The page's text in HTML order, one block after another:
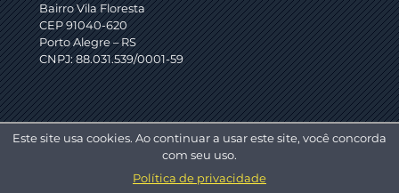
Bairro Vila Floresta
CEP 91040-620
Porto Alegre – RS
CNPJ: 88.031.539/0001-59
Este site usa cookies. Ao continuar a usar este site, você concorda
com seu uso.
Política de privacidade